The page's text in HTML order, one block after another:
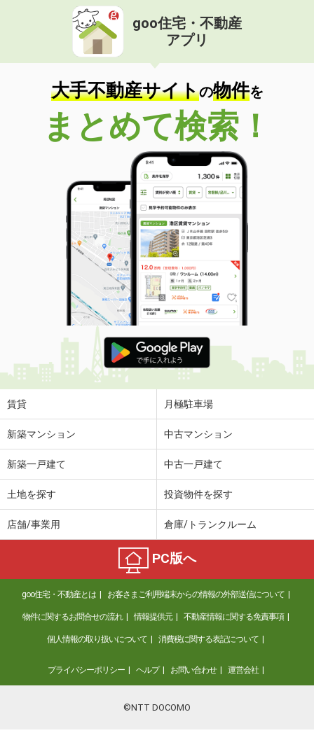
goo住宅・不動産
アプリ
大手不動産サイトの物件を
まとめて検索！
賃貸 月極駐車場
新築マンション 中古マンション
新築一戸建て 中古一戸建て
土地を探す 投資物件を探す
店舗/事業用 倉庫/トランクルーム
PC版へ
goo住宅・不動産とは お客さまご利用端末からの情報の外部送信について
物件に関するお問合せの流れ 情報提供元 不動産情報に関する免責事項
個人情報の取り扱いについて 消費税に関する表記について
プライバシーポリシー ヘルプ お問い合わせ 運営会社
©NTT DOCOMO